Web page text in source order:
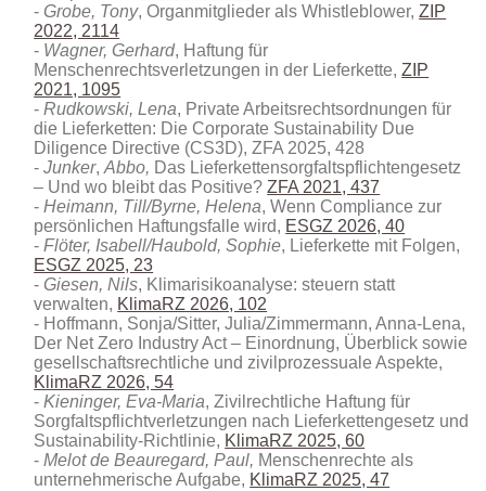
Grobe, Tony, Organmitglieder als Whistleblower,ZIP
2022, 2114
Wagner, Gerhard, Haftung für
Menschenrechtsverletzungen in der Lieferkette,ZIP
2021, 1095
Rudkowski, Lena, Private Arbeitsrechtsordnungen für
die Lieferketten: Die Corporate Sustainability Due
Diligence Directive (CS3D), ZFA 2025, 428
Junker,Abbo, Das Lieferkettensorgfaltspflichtengesetz
– Und wo bleibt das Positive?ZFA 2021, 437
Heimann, Till/Byrne, Helena, Wenn Compliance zur
persönlichen Haftungsfalle wird, ESGZ 2026, 40
Flöter, Isabell/Haubold, Sophie, Lieferkette mit Folgen,
ESGZ 2025, 23
Giesen, Nils, Klimarisikoanalyse: steuern statt
verwalten, KlimaRZ 2026, 102
Hoffmann, Sonja/Sitter, Julia/Zimmermann, Anna-Lena,
Der Net Zero Industry Act – Einordnung, Überblick sowie
gesellschaftsrechtliche und zivilprozessuale Aspekte,
KlimaRZ 2026, 54
Kieninger, Eva-Maria, Zivilrechtliche Haftung für
Sorgfaltspflichtverletzungen nach Lieferkettengesetz und
Sustainability-Richtlinie, KlimaRZ 2025, 60
Melot de Beauregard, Paul, Menschenrechte als
unternehmerische Aufgabe, KlimaRZ 2025, 47